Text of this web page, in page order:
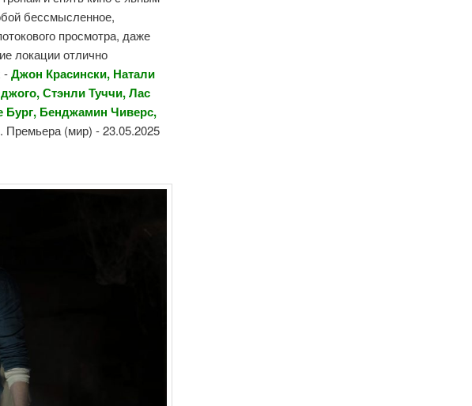
бессмысленное,
просмотра, даже
локации отлично
-Джон Красински, Натали
Стэнли Туччи, Лас
Бенджамин Чиверс,
Премьера (мир) - 23.05.2025